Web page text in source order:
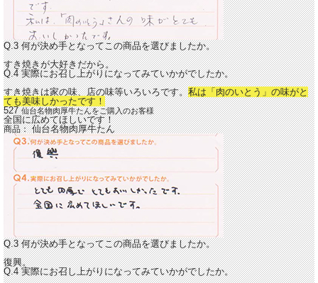
Q.3 何が決め手となってこの商品を選びましたか。
すき焼きが大好きだから。
Q.4 実際にお召し上がりになってみていかがでしたか。
すき焼きは家の味、店の味等いろいろです。私は「肉のいとう」の味がと
ても美味しかったです！
527仙台名物肉厚牛たんをご購入のお客様
全国に広めてほしいです！
商品：仙台名物肉厚牛たん
Q.3 何が決め手となってこの商品を選びましたか。
復興。
Q.4 実際にお召し上がりになってみていかがでしたか。